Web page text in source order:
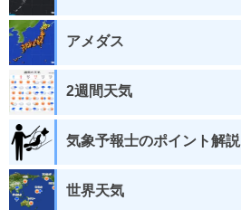
アメダス
2週間天気
気象予報士のポイント解説
世界天気